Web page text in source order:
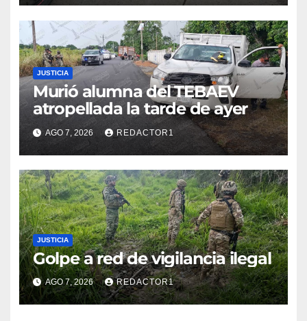
JUSTICIA
Murió alumna del TEBAEV
atropellada la tarde de ayer
AGO 7, 2026 REDACTOR1
JUSTICIA
Golpe a red de vigilancia ilegal
AGO 7, 2026 REDACTOR1